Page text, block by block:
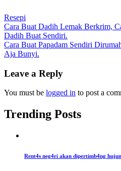
Resepi
Post
navigation
Cara Buat Dadih Lemak Berkrim,
Dadih Buat Sendiri.
Cara Buat Papadam Sendiri
Aja Bunyi.
Leave a Reply
You must be logged in to post a
Trending Posts
Rent4s neg4ri akan dipertimb4ng